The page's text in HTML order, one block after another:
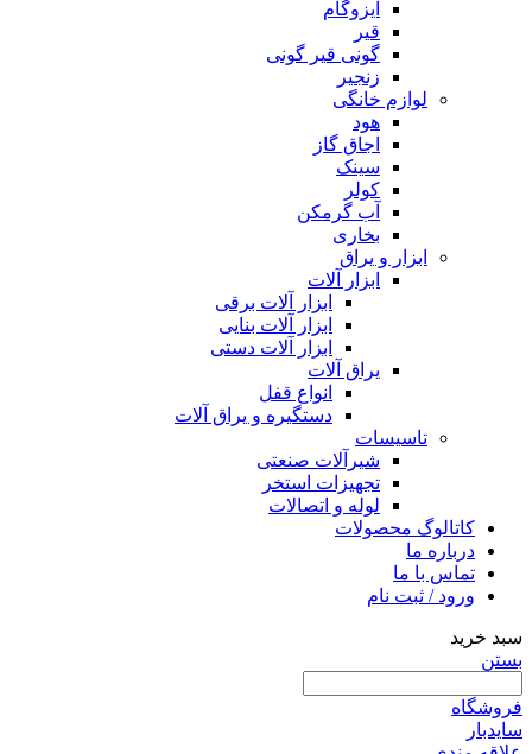
ایزوگام
قیر
گونی قیر گونی
زنجیر
لوازم خانگی
هود
اجاق گاز
سینک
کولر
آب گرمکن
بخاری
ابزار و یراق
ابزار آلات
ابزار آلات برقی
ابزار آلات بنایی
ابزار آلات دستی
یراق آلات
انواع قفل
دستگیره و یراق آلات
تاسیسات
شیرآلات صنعتی
تجهیزات استخر
لوله و اتصالات
کاتالوگ محصولات
درباره ما
تماس با ما
ورود / ثبت نام
سبد خرید
بستن
فروشگاه
سایدبار